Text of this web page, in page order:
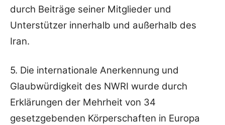
durch Beiträge seiner Mitglieder und
Unterstützer innerhalb und außerhalb des
Iran.
5. Die internationale Anerkennung und
Glaubwürdigkeit des NWRI wurde durch
Erklärungen der Mehrheit von 34
gesetzgebenden Körperschaften in Europa